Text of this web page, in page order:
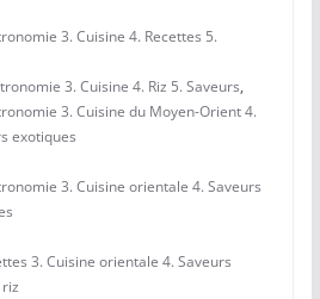
3. Cuisine 4. Recettes 5.
3. Cuisine 4. Riz 5. Saveurs,
3. Cuisine du Moyen-Orient 4.
exotiques
3. Cuisine orientale 4. Saveurs
3. Cuisine orientale 4. Saveurs